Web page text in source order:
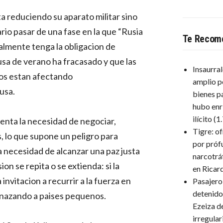
reduciendo su aparato militar sino
pasar de una fase en la que “Rusia
tenga la obligacion de
de verano ha fracasado y que las
estan afectando
la necesidad de negociar,
que supone un peligro para
de alcanzar una paz justa
se repita o se extienda: si la
a recurrir a la fuerza en
a paises pequenos.
Te
amplio
bienes
hubo
ilícito
Tigre:
por
en
Ezeiza